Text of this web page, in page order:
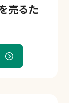
売るた